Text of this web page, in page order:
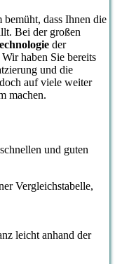
dass Ihnen die
Bei der großen
der
haben Sie bereits
und die
auf viele weiter
machen.
und guten
Vergleichstabelle,
leicht anhand der